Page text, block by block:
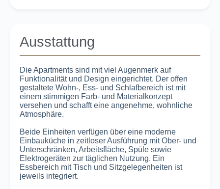
Ausstattung
Die Apartments sind mit viel Augenmerk auf
Funktionalität und Design eingerichtet. Der offen
gestaltete Wohn-, Ess- und Schlafbereich ist mit
einem stimmigen Farb- und Materialkonzept
versehen und schafft eine angenehme, wohnliche
Atmosphäre.
Beide Einheiten verfügen über eine moderne
Einbauküche in zeitloser Ausführung mit Ober- und
Unterschränken, Arbeitsfläche, Spüle sowie
Elektrogeräten zur täglichen Nutzung. Ein
Essbereich mit Tisch und Sitzgelegenheiten ist
jeweils integriert.